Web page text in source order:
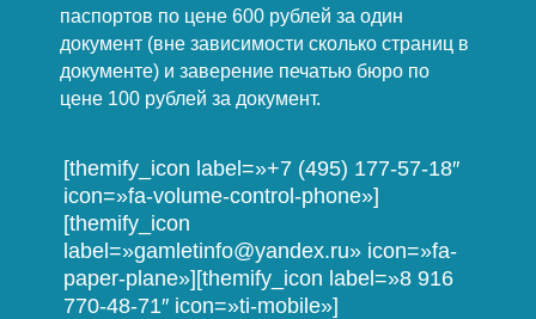
паспортов по цене 600 рублей за один
документ (вне зависимости сколько страниц в
документе) и заверение печатью бюро по
цене 100 рублей за документ.
[themify_icon label=»+7 (495) 177-57-18″
icon=»fa-volume-control-phone»]
[themify_icon
label=»gamletinfo@yandex.ru» icon=»fa-
paper-plane»][themify_icon label=»8 916
770-48-71″ icon=»ti-mobile»]